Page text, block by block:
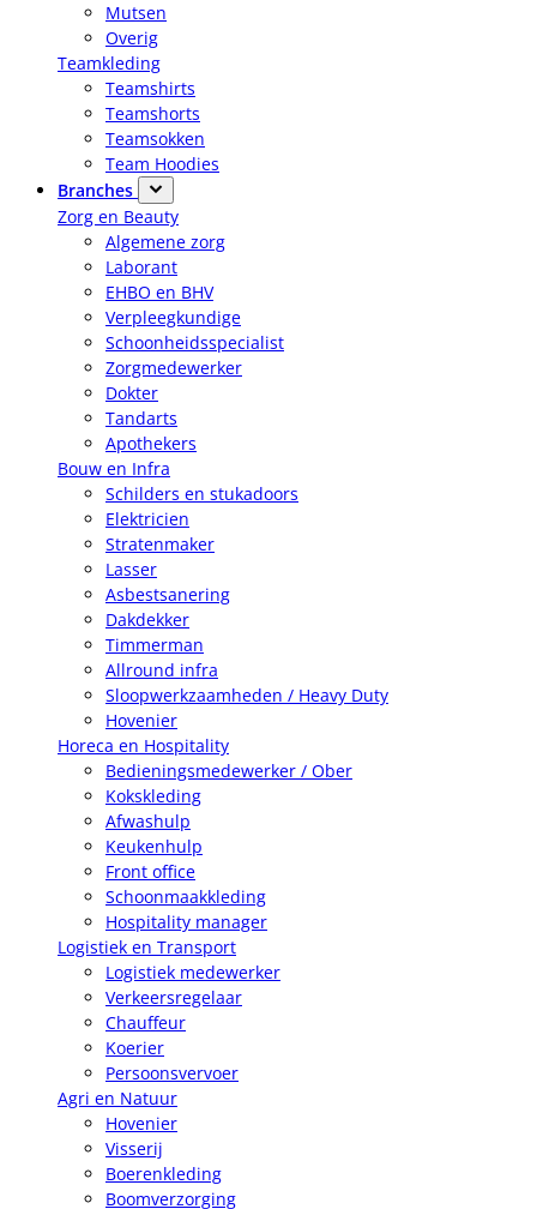
Mutsen
Overig
Teamkleding
Teamshirts
Teamshorts
Teamsokken
Team Hoodies
Branches
Zorg en Beauty
Algemene zorg
Laborant
EHBO en BHV
Verpleegkundige
Schoonheidsspecialist
Zorgmedewerker
Dokter
Tandarts
Apothekers
Bouw en Infra
Schilders en stukadoors
Elektricien
Stratenmaker
Lasser
Asbestsanering
Dakdekker
Timmerman
Allround infra
Sloopwerkzaamheden / Heavy Duty
Hovenier
Horeca en Hospitality
Bedieningsmedewerker / Ober
Kokskleding
Afwashulp
Keukenhulp
Front office
Schoonmaakkleding
Hospitality manager
Logistiek en Transport
Logistiek medewerker
Verkeersregelaar
Chauffeur
Koerier
Persoonsvervoer
Agri en Natuur
Hovenier
Visserij
Boerenkleding
Boomverzorging